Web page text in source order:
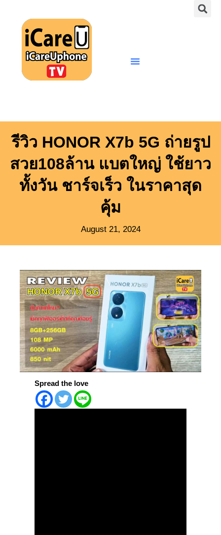
content
รีวิว HONOR X7b 5G ถ่ายรูป
สวย108ล้าน แบตใหญ่ ใช้ยาว
ทั้งวัน ชาร์จเร็ว ในราคาสุด
คุ้ม
August 21, 2024
Spread the love